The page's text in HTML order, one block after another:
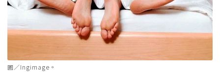
圖／Ingimage。